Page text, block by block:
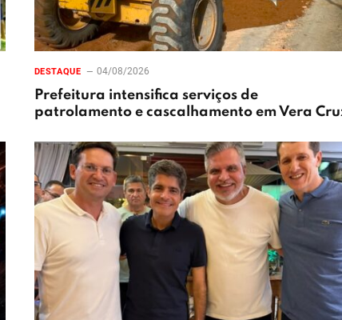
DESTAQUE 04/08/2026
Prefeitura intensifica serviços de
patrolamento e cascalhamento em Vera